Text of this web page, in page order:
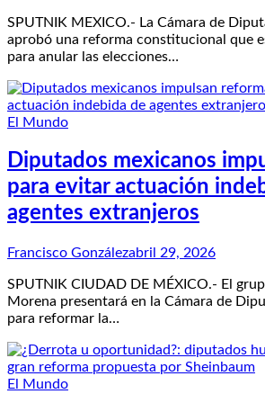
SPUTNIK MEXICO.- La Cámara de
aprobó una reforma constitucional que
para anular las elecciones…
El Mundo
Diputados mexicanos
para evitar actuación
agentes extranjeros
Francisco Gonzálezabril 29, 2026
SPUTNIK CIUDAD DE MÉXICO.- El
Morena presentará en la Cámara de
para reformar la…
El Mundo